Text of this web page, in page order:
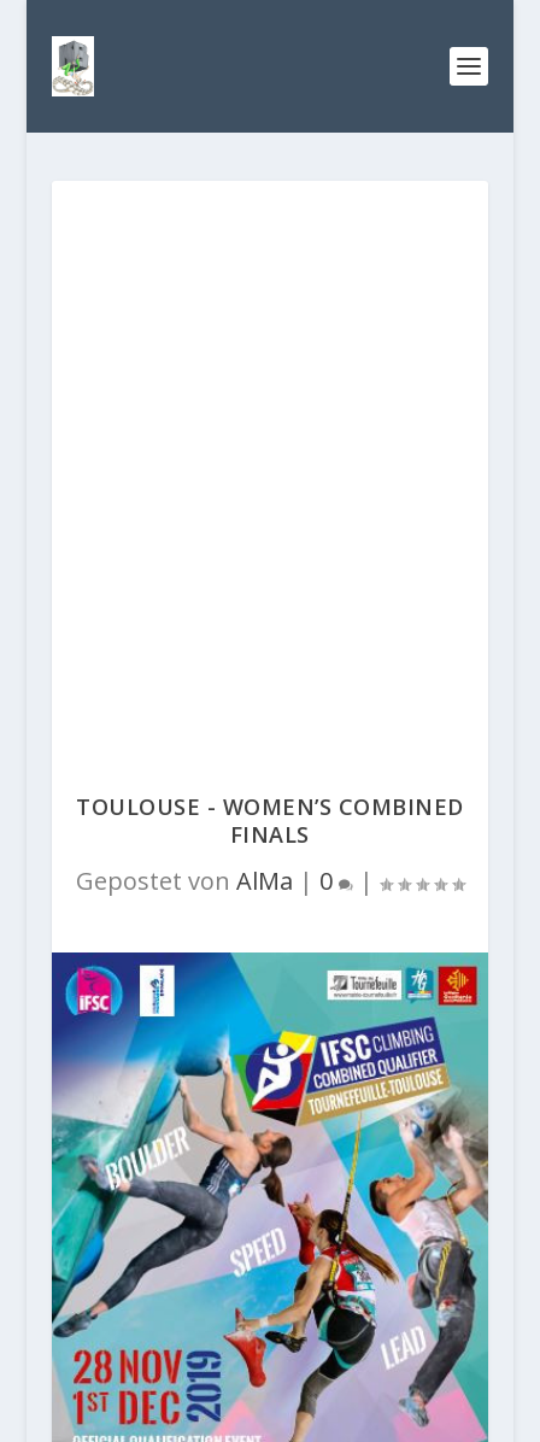
TOULOUSE - WOMEN’S COMBINED
FINALS
Gepostet von AlMa | 0 |